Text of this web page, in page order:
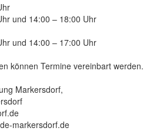
und 14:00 – 18:00 Uhr
und 14:00 – 17:00 Uhr
können Termine vereinbart werden.
Markersdorf,
markersdorf.de